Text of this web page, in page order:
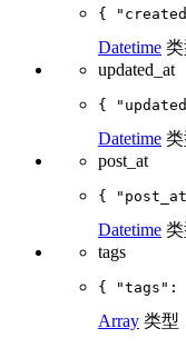
Datetime 类
updated_at
Datetime
post_at
Datetime 类
tags
Array 类型